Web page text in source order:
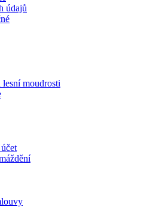
údajů
moudrosti